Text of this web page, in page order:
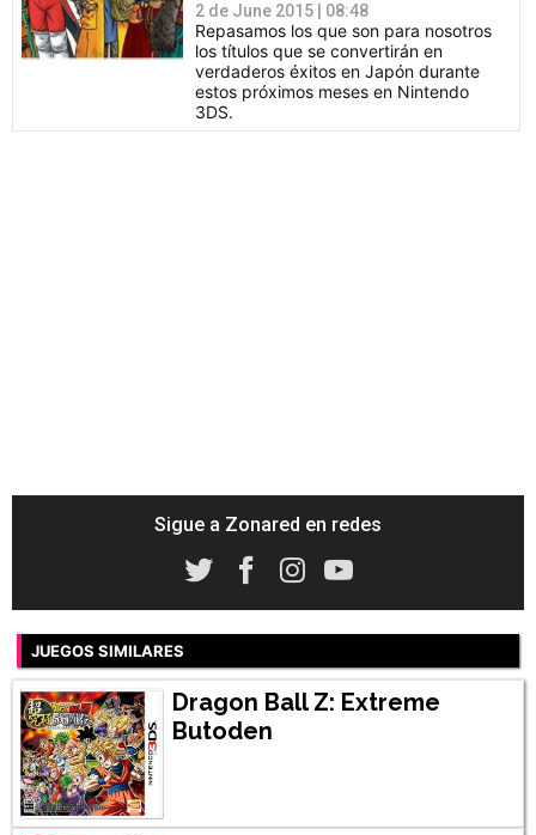
2 de June 2015 | 08:48
Repasamos los que son para nosotros
los títulos que se convertirán en
verdaderos éxitos en Japón durante
estos próximos meses en Nintendo
3DS.
Sigue a Zonared en redes
JUEGOS SIMILARES
Dragon Ball Z: Extreme
Butoden